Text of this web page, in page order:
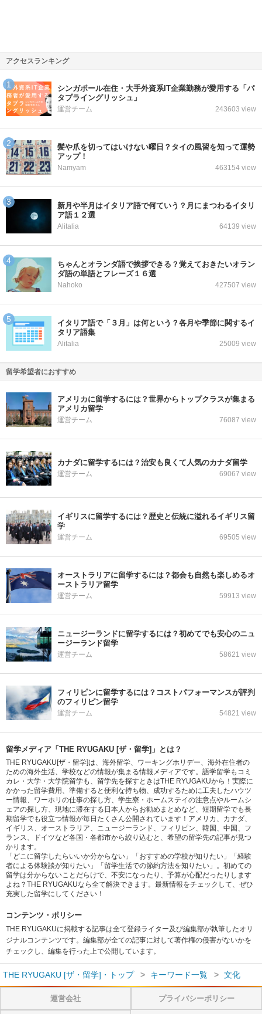
アクセスランキング
シンガポール在住・大手外資系IT企業勤務が愛用する「パ
タプライングリッシュ」
運営チーム 243603 view
髪や爪を切ってはいけない曜日？タイの風習を知って運勢
アップ！
Namyam 463154 view
新月や半月はイタリア語で何ていう？月にまつわるイタリ
ア語１２選
Alitalia 64139 view
ちゃんとオランダ語で挨拶できる？覚えておきたいオラン
ダ語の単語とフレーズ１６選
Nahoko 427507 view
イタリア語で「３月」は何という？各月や季節に関するイ
タリア語集
Alitalia 25009 view
留学希望者におすすめ
アメリカに留学するには？世界からトップクラスが集まる
アメリカ留学
運営チーム 76087 view
カナダに留学するには？治安も良くて人気のカナダ留学
運営チーム 69067 view
イギリスに留学するには？歴史と伝統に溢れるイギリス留
学
運営チーム 69505 view
オーストラリアに留学するには？都会も自然も楽しめるオ
ーストラリア留学
運営チーム 59913 view
ニュージーランドに留学するには？初めてでも安心のニュ
ージーランド留学
運営チーム 58621 view
フィリピンに留学するには？コストパフォーマンスが評判
のフィリピン留学
運営チーム 54821 view
留学メディア「THE RYUGAKU [ザ・留学]」とは？
THE RYUGAKU[ザ・留学]は、海外留学、ワーキングホリデー、海外在住者の
ための海外生活、学校などの情報が集まる情報メディアです。語学留学もコミ
カレ・大学・大学院留学も、留学先を探すときはTHE RYUGAKUから！実際に
かかった留学費用、準備すると便利な持ち物、成功するために工夫したハウツ
ー情報、ワーホリの仕事の探し方、学生寮・ホームステイの注意点やルームシ
ェアの探し方、現地に滞在する日本人からお勧めまとめなど、短期留学でも長
期留学でも役立つ情報が毎日たくさん公開されています！アメリカ、カナダ、
イギリス、オーストラリア、ニュージーランド、フィリピン、韓国、中国、フ
ランス、ドイツなど各国・各都市から絞り込むと、希望の留学先の記事が見つ
かります。
「どこに留学したらいいか分からない」「おすすめの学校が知りたい」「経験
者による体験談が知りたい」「留学生活での節約方法を知りたい」。初めての
留学は分からないことだらけで、不安になったり、予算が心配だったりします
よね？THE RYUGAKUなら全て解決できます。最新情報をチェックして、ぜひ
充実した留学にしてください！
コンテンツ・ポリシー
THE RYUGAKUに掲載する記事は全て登録ライター及び編集部が執筆したオリ
ジナルコンテンツです。編集部が全ての記事に対して著作権の侵害がないかを
チェックし、編集を行った上で公開しています。
THE RYUGAKU [ザ・留学]・トップ キーワード一覧 文化
運営会社 プライバシーポリシー